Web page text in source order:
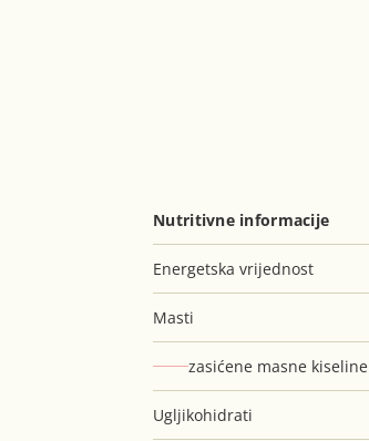
Nutritivne informacije
Energetska vrijednost
Masti
zasićene masne kiseline
Ugljikohidrati